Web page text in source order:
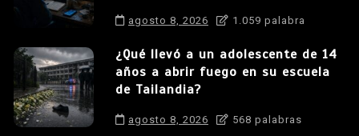
agosto 8, 2026 1.059 palabra
¿Qué llevó a un adolescente de 14
años a abrir fuego en su escuela
de Tailandia?
agosto 8, 2026 568 palabras